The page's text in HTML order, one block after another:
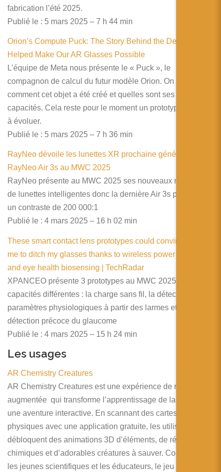
fabrication l’été 2025.
Publié le : 5 mars 2025 – 7 h 44 min
Orion’s Compute Puck: The Story Behind the Device that
Helped Make Our AR Glasses Possible
L’équipe de Meta nous présente le « Puck », le
compagnon de calcul du futur modèle Orion. On y apprend
comment cet objet a été créé et quelles sont ses futures
capacités. Cela reste pour le moment un prototype destiné
à évoluer.
Publié le : 5 mars 2025 – 7 h 36 min
RayNeo dévoile les lunettes XR prochaine génération
RayNeo Air 3s au MWC 2025
RayNeo présente au MWC 2025 ses nouveaux modèles
de lunettes intelligentes donc la dernière Air 3s promettant
un contraste de 200 000:1
Publié le : 4 mars 2025 – 16 h 02 min
These smart contact lens prototypes could convince future
me to ditch my glasses thanks to wireless power transfer
and eye health biosensing | TechRadar
XPANCEO présente 3 prototypes au MWC 2025 avec des
capacités différentes : la charge sans fil, la détection de
paramètres physiologiques à partir des larmes et la
détection précoce du glaucome
Publié le : 4 mars 2025 – 15 h 24 min
Les usages
AR Chemistry Creatures
AR Chemistry Creatures est une expérience de réalité
augmentée qui transforme l’apprentissage de la chimie en
une aventure interactive. En scannant des cartes
physiques avec une application gratuite, les utilisateurs
débloquent des animations 3D d’éléments, de réactions
chimiques et d’adorables créatures à sauver. Conçu pour
les jeunes scientifiques et les éducateurs, le jeu s’aligne